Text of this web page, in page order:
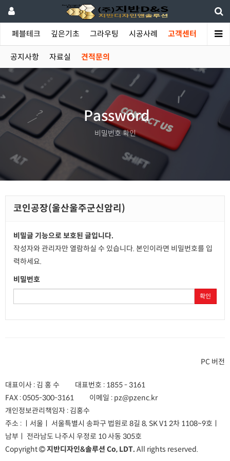
페블테크 깊은기초 그라우팅 시공사례 고객센터
공지사항 자료실 견적문의
Password
비밀번호 확인
코인공장(울산울주군신암리)
비밀글 기능으로 보호된 글입니다.
작성자와 관리자만 열람하실 수 있습니다. 본인이라면 비밀번호를 입
력하세요.
비밀번호
확인
PC 버전
대표이사 : 김 홍 수 대표번호 : 1855 - 3161
FAX :0505-300-3161 이메일 : pz@pzenc.kr
개인정보관리책임자 : 김홍수
주소 : ㅣ서울ㅣ 서울특별시 송파구 법원로 8길 8, SK V1 2차 1108~9호 ㅣ
남부ㅣ 전라남도 나주시 우정로 10 사동 305호
Copyright
지반디자인&솔루션 Co, LDT. All rights reserved.